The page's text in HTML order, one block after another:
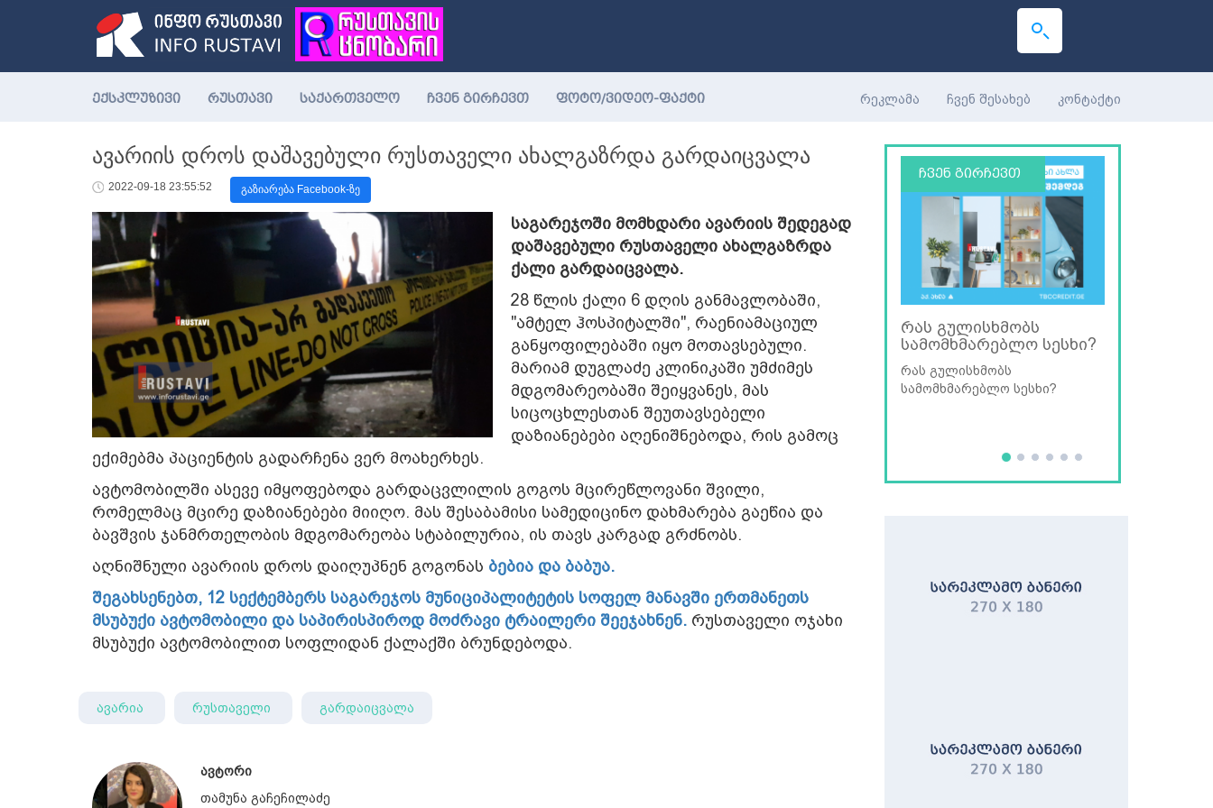
ექსკლუზივი რუსთავი საქართველო ჩვენ გირჩევთ ფოტო/ვიდეო-ფაქტი რეკლამა ჩვენ შესახებ კონტაქტი
ავარიის დროს დაშავებული რუსთაველი ახალგაზრდა გარდაიცვალა
2022-09-18 23:55:52 გაზიარება Facebook-ზე
საგარეჯოში მომხდარი ავარიის შედეგად
დაშავებული რუსთაველი ახალგაზრდა
ქალი გარდაიცვალა.
28 წლის ქალი 6 დღის განმავლობაში,
"ამტელ ჰოსპიტალში", რაენიამაციულ
განყოფილებაში იყო მოთავსებული.
მარიამ დუგლაძე კლინიკაში უმძიმეს
მდგომარეობაში შეიყვანეს, მას
სიცოცხლესთან შეუთავსებელი
დაზიანებები აღენიშნებოდა, რის გამოც
ექიმებმა პაციენტის გადარჩენა ვერ მოახერხეს.
ავტომობილში ასევე იმყოფებოდა გარდაცვლილის გოგოს მცირეწლოვანი შვილი,
რომელმაც მცირე დაზიანებები მიიღო. მას შესაბამისი სამედიცინო დახმარება გაეწია და
ბავშვის ჯანმრთელობის მდგომარეობა სტაბილურია, ის თავს კარგად გრძნობს.
აღნიშნული ავარიის დროს დაიღუპნენ გოგონას ბებია და ბაბუა.
შეგახსენებთ, 12 სექტემბერს საგარეჯოს მუნიციპალიტეტის სოფელ მანავში ერთმანეთს
მსუბუქი ავტომობილი და საპირისპიროდ მოძრავი ტრაილერი შეეჯახნენ. რუსთაველი ოჯახი
მსუბუქი ავტომობილით სოფლიდან ქალაქში ბრუნდებოდა.
ავარია რუსთაველი გარდაიცვალა
ავტორი
თამუნა გაჩეჩილაძე
ჩვენ გირჩევთ
რას გულისხმობს
სამომხმარებლო სესხი?
რას გულისხმობს
სამომხმარებლო სესხი?